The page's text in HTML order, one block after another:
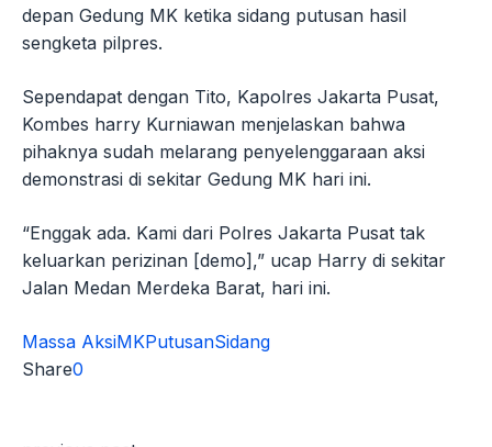
depan Gedung MK ketika sidang putusan hasil
sengketa pilpres.
Sependapat dengan Tito, Kapolres Jakarta Pusat,
Kombes harry Kurniawan menjelaskan bahwa
pihaknya sudah melarang penyelenggaraan aksi
demonstrasi di sekitar Gedung MK hari ini.
“Enggak ada. Kami dari Polres Jakarta Pusat tak
keluarkan perizinan [demo],” ucap Harry di sekitar
Jalan Medan Merdeka Barat, hari ini.
Massa AksiMKPutusanSidang
Share0